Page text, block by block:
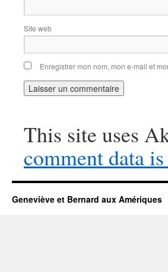
Site web
Enregistrer mon nom, mon e-mail et
This site uses
comment data
Geneviève et Bernard aux Amériques